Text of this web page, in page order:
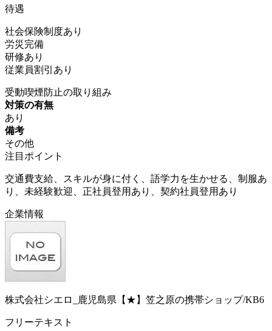
待遇
社会保険制度あり
労災完備
研修あり
従業員割引あり
受動喫煙防止の取り組み
対策の有無
あり
備考
その他
注目ポイント
交通費支給、スキルが身に付く、語学力を生かせる、制服あ
り、未経験歓迎、正社員登用あり、契約社員登用あり
企業情報
株式会社シエロ_鹿児島県【★】笠之原の携帯ショップ/KB6
フリーテキスト